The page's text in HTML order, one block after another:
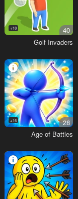
40
18+
Golf Invaders
28
16+
Age of Battles